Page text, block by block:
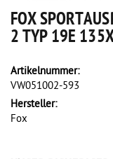
FOX
2 TYP 19E
Artikelnummer:
VW051002-593
Hersteller:
Fox